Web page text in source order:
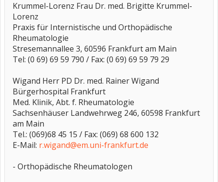
Krummel-Lorenz Frau Dr. med. Brigitte Krummel-
Lorenz
Praxis für Internistische und Orthopädische
Rheumatologie
Stresemannallee 3, 60596 Frankfurt am Main
Tel: (0 69) 69 59 790 / Fax: (0 69) 69 59 79 29
Wigand Herr PD Dr. med. Rainer Wigand
Bürgerhospital Frankfurt
Med. Klinik, Abt. f. Rheumatologie
Sachsenhäuser Landwehrweg 246, 60598 Frankfurt
am Main
Tel.: (069)68 45 15 / Fax: (069) 68 600 132
E-Mail: r.wigand@em.uni-frankfurt.de
- Orthopädische Rheumatologen